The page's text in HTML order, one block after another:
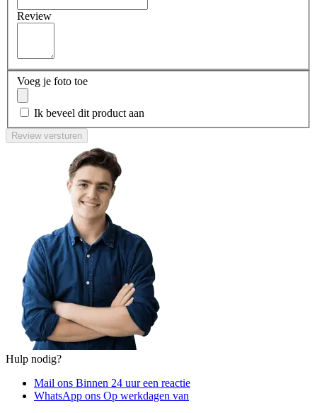
Review
Voeg je foto toe
Ik beveel dit product aan
Review versturen
Hulp nodig?
Mail ons Binnen 24 uur een reactie
WhatsApp ons Op werkdagen van